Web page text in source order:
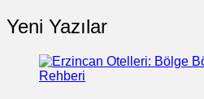
Yeni Yazılar